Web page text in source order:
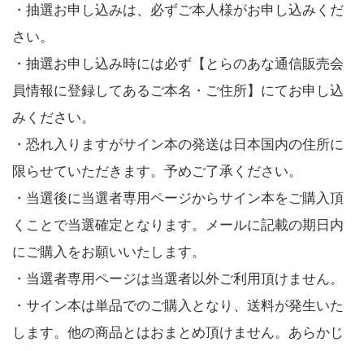
・抽選お申し込みは、必ずご本人様がお申し込みくだ
さい。
・抽選お申し込み時には必ず【とらのあな通信販売会
員情報に登録してあるご本名・ご住所】にてお申し込
みください。
・恐れ入りますがサイン本の発送は日本国内の住所に
限らせていただきます。予めご了承ください。
・当選後に当選者専用ページからサイン本をご購入頂
くことで当選確定となります。メールに記載の期日内
にご購入をお願いいたします。
・当選者専用ページは当選者以外ご利用頂けません。
・サイン本は単品でのご購入となり、送料が発生いた
します。他の商品とはおまとめ頂けません。あらかじ